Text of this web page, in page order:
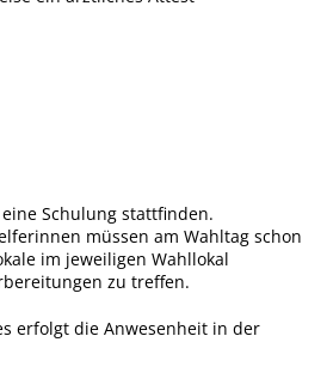
RADKultur in
Vereine + Kultur
Kirchen
Geschichte
Schulung stattfinden.
müssen am Wahltag schon
im jeweiligen Wahllokal
zu treffen.
erfolgt die Anwesenheit in der